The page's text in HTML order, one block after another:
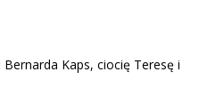
Kaps, ciocię Teresę i